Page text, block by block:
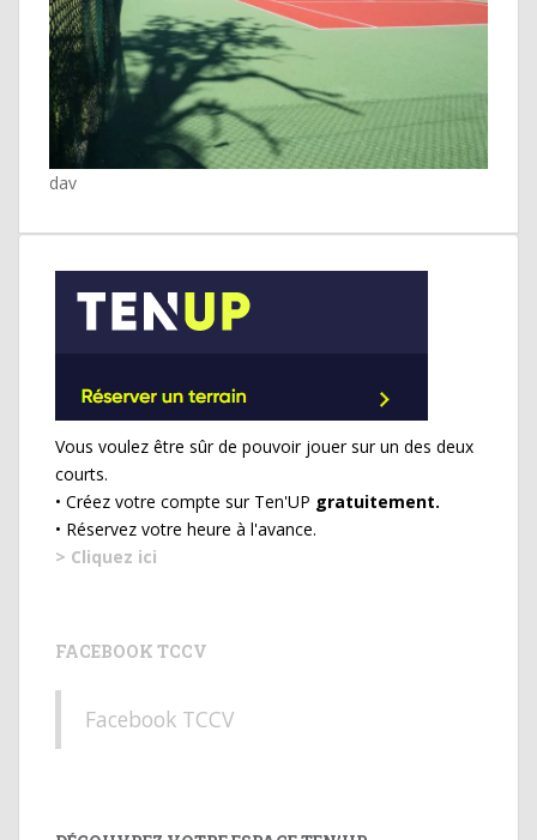
dav
Vous voulez être sûr de pouvoir jouer sur un des deux
courts.
• Créez votre compte sur Ten'UP gratuitement.
• Réservez votre heure à l'avance.
> Cliquez ici
FACEBOOK TCCV
Facebook TCCV